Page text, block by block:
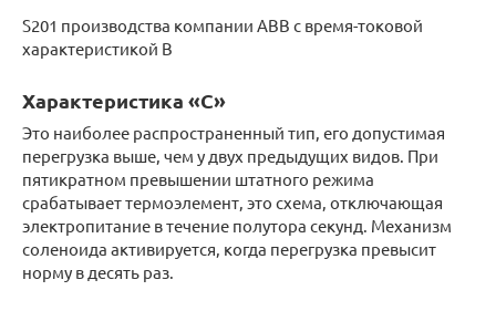
S201 производства компании ABB с время-токовой
характеристикой B
Характеристика «C»
Это наиболее распространенный тип, его допустимая
перегрузка выше, чем у двух предыдущих видов. При
пятикратном превышении штатного режима
срабатывает термоэлемент, это схема, отключающая
электропитание в течение полутора секунд. Механизм
соленоида активируется, когда перегрузка превысит
норму в десять раз.